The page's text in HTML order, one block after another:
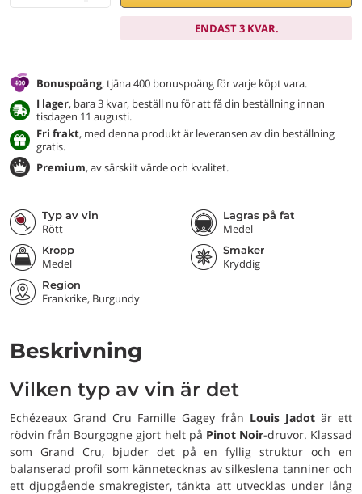
ENDAST 3 KVAR.
Bonuspoäng, tjäna 400 bonuspoäng för varje köpt vara.
I lager, bara 3 kvar, beställ nu för att få din beställning innan
tisdagen 11 augusti.
Fri frakt, med denna produkt är leveransen av din beställning
gratis.
Premium, av särskilt värde och kvalitet.
Typ av vin
Rött
Lagras på fat
Medel
Kropp
Medel
Smaker
Kryddig
Region
Frankrike, Burgundy
Beskrivning
Vilken typ av vin är det
Echézeaux Grand Cru Famille Gagey från Louis Jadotär ett
rödvin från Bourgogne gjort helt på Pinot Noir-druvor. Klassad
som Grand Cru, bjuder det på en fyllig struktur och en
balanserad profil som kännetecknas av silkeslena tanniner och
ett djupgående smakregister, tänkta att utvecklas under lång